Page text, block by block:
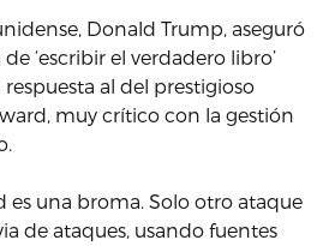
Donald Trump, aseguró
‘escribir el verdadero libro’
al del prestigioso
muy crítico con la gestión
es una broma. Solo otro ataque
de ataques, usando fuentes